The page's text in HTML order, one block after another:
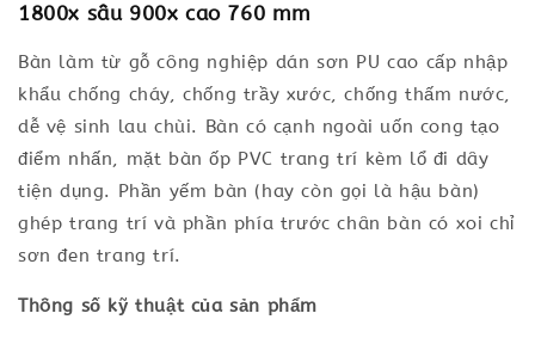
1800x sâu 900x cao 760 mm
Bàn làm từ gỗ công nghiệp dán sơn PU cao cấp nhập
khẩu chống cháy, chống trầy xước, chống thấm nước,
dễ vệ sinh lau chùi. Bàn có cạnh ngoài uốn cong tạo
điểm nhấn, mặt bàn ốp PVC trang trí kèm lổ đi dây
tiện dụng. Phần yếm bàn (hay còn gọi là hậu bàn)
ghép trang trí và phần phía trước chân bàn có xoi chỉ
sơn đen trang trí.
Thông số kỹ thuật của sản phẩm